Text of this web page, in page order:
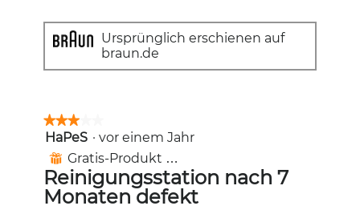
Ursprünglich erschienen auf
braun.de
★★★★★
★★★★★
3
von
Sternen.
HaPeS · vor einem Jahr
⊞ Gratis-Produkt erhalten
Reinigungsstation nach 7
Monaten defekt